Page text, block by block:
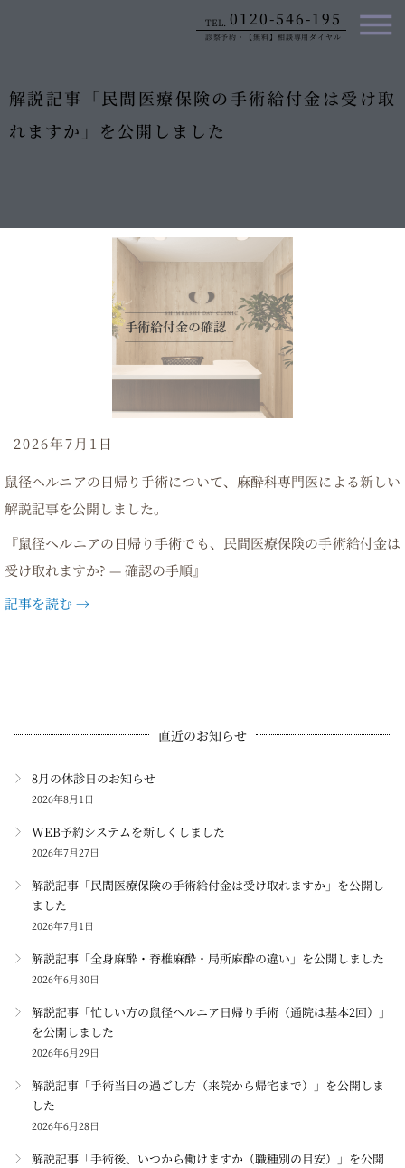
キ
ッ
プ
TEL. 0120-546-195
診察予約・【無料】相談専用ダイヤル
解説記事「民間医療保険の手術給付金は受け取
れますか」を公開しました
2026年7月1日
鼠径ヘルニアの日帰り手術について、麻酔科専門医による新しい
解説記事を公開しました。
『鼠径ヘルニアの日帰り手術でも、民間医療保険の手術給付金は
受け取れますか? — 確認の手順』
記事を読む →
直近のお知らせ
8月の休診日のお知らせ
2026年8月1日
WEB予約システムを新しくしました
2026年7月27日
解説記事「民間医療保険の手術給付金は受け取れますか」を公開し
ました
2026年7月1日
解説記事「全身麻酔・脊椎麻酔・局所麻酔の違い」を公開しました
2026年6月30日
解説記事「忙しい方の鼠径ヘルニア日帰り手術（通院は基本2回）」
を公開しました
2026年6月29日
解説記事「手術当日の過ごし方（来院から帰宅まで）」を公開しま
した
2026年6月28日
解説記事「手術後、いつから働けますか（職種別の目安）」を公開